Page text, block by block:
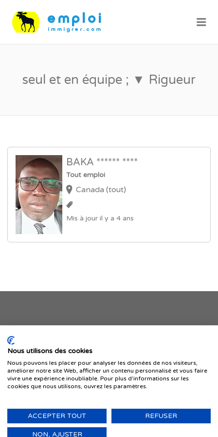
seul et en équipe ; ▼ Rigueur
BAKA ****** ****
Tout emploi
Canada (tout)
Mis à jour il y a 4 ans
Je publie mon offre
© 1999-2026 IMMIGRER.COM INC. — TOUS DROITS RÉSERVÉS
Nous utilisons des cookies
Nous pouvons les placer pour analyser les données de nos visiteurs,
améliorer notre site Web, afficher un contenu personnalisé et vous faire
vivre une expérience inoubliable. Pour plus d'informations sur les
cookies que nous utilisons, ouvrez les paramètres.
ACCEPTER TOUT REFUSER
NON, AJUSTER